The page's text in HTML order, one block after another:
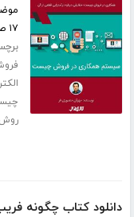
۱۷ صفحه
روش
دانلود کتاب چگونه